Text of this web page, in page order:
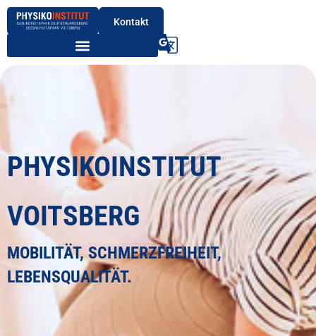
Kontakt
PHYSIKOINSTITUT
VOITSBERG
MOBILITÄT, SCHMERZFREIHEIT,
LEBENSQUALITÄT.